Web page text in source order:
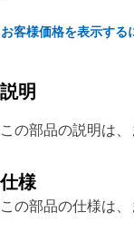
お客様価格を表示する
説明
この部品の説明は、
仕様
この部品の仕様は、